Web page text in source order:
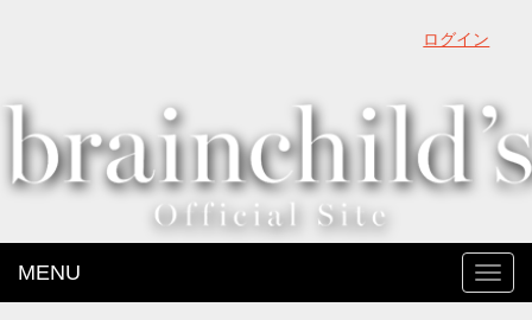
ログイン
MENU